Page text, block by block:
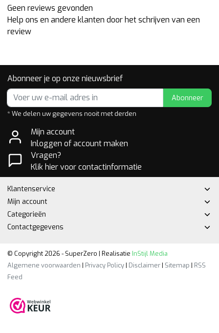
Geen reviews gevonden
Help ons en andere klanten door het schrijven van een
review
Abonneer je op onze nieuwsbrief
Abonneer
* We delen uw gegevens nooit met derden
Mijn account
Inloggen of account maken
Vragen?
Klik hier voor contactinformatie
Klantenservice
Mijn account
Categorieën
Contactgegevens
© Copyright 2026 - SuperZero | Realisatie InStijl Media
Algemene voorwaarden | Privacy Policy| Disclaimer| Sitemap | RSS
Feed